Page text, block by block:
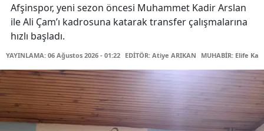
Afşinspor, yeni sezon öncesi Muhammet Kadir Arslan
ile Ali Çam’ı kadrosuna katarak transfer çalışmalarına
hızlı başladı.
YAYINLAMA: 06 Ağustos 2026 - 01:22 EDİTÖR: Atiye ARIKAN MUHABİR: Elife